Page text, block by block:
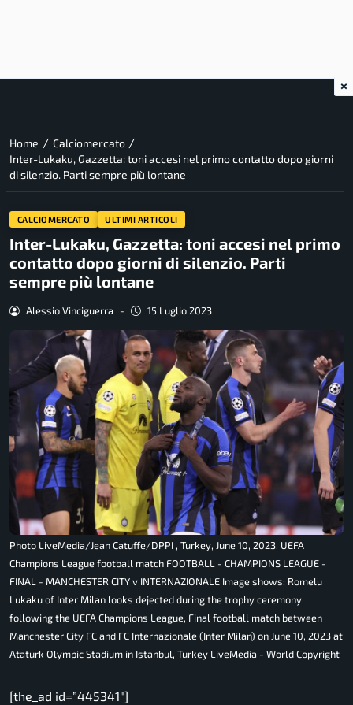
Home / Calciomercato /
Inter-Lukaku, Gazzetta: toni accesi nel primo contatto dopo giorni
di silenzio. Parti sempre più lontane
CALCIOMERCATO ULTIMI ARTICOLI
Inter-Lukaku, Gazzetta: toni accesi nel primo
contatto dopo giorni di silenzio. Parti
sempre più lontane
Alessio Vinciguerra - 15 Luglio 2023
Photo LiveMedia/Jean Catuffe/DPPI , Turkey, June 10, 2023, UEFA
Champions League football match FOOTBALL - CHAMPIONS LEAGUE -
FINAL - MANCHESTER CITY v INTERNAZIONALE Image shows: Romelu
Lukaku of Inter Milan looks dejected during the trophy ceremony
following the UEFA Champions League, Final football match between
Manchester City FC and FC Internazionale (Inter Milan) on June 10, 2023 at
Ataturk Olympic Stadium in Istanbul, Turkey LiveMedia - World Copyright
[the_ad id=”445341″]
×